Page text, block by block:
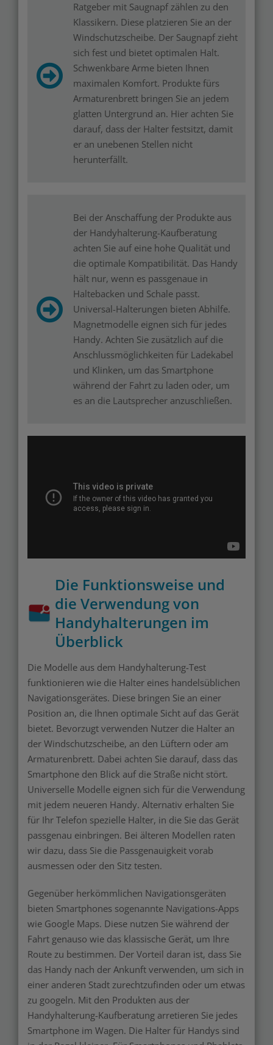
Ratgeber mit Saugnapf zählen zu den
Klassikern. Diese platzieren Sie an der
Windschutzscheibe. Der Saugnapf zieht
sich fest und bietet optimalen Halt.
Schwenkbare Arme bieten Ihnen
maximalen Komfort. Produkte fürs
Armaturenbrett bringen Sie an jedem
glatten Untergrund an. Hier achten Sie
darauf, dass der Halter festsitzt, damit
er an unebenen Stellen nicht
herunterfällt.
Bei der Anschaffung der Produkte aus
der Handyhalterung-Kaufberatung
achten Sie auf eine hohe Qualität und
die optimale Kompatibilität. Das Handy
hält nur, wenn es passgenaue in
Haltebacken und Schale passt.
Universal-Halterungen bieten Abhilfe.
Magnetmodelle eignen sich für jedes
Handy. Achten Sie zusätzlich auf die
Anschlussmöglichkeiten für Ladekabel
und Klinken, um das Smartphone
während der Fahrt zu laden oder, um
es an die Lautsprecher anzuschließen.
Die Funktionsweise und
die Verwendung von
Handyhalterungen im
Überblick
Die Modelle aus dem Handyhalterung-Test
funktionieren wie die Halter eines handelsüblichen
Navigationsgerätes. Diese bringen Sie an einer
Position an, die Ihnen optimale Sicht auf das Gerät
bietet. Bevorzugt verwenden Nutzer die Halter an
der Windschutzscheibe, an den Lüftern oder am
Armaturenbrett. Dabei achten Sie darauf, dass das
Smartphone den Blick auf die Straße nicht stört.
Universelle Modelle eignen sich für die Verwendung
mit jedem neueren Handy. Alternativ erhalten Sie
für Ihr Telefon spezielle Halter, in die Sie das Gerät
passgenau einbringen. Bei älteren Modellen raten
wir dazu, dass Sie die Passgenauigkeit vorab
ausmessen oder den Sitz testen.
Gegenüber herkömmlichen Navigationsgeräten
bieten Smartphones sogenannte Navigations-Apps
wie Google Maps. Diese nutzen Sie während der
Fahrt genauso wie das klassische Gerät, um Ihre
Route zu bestimmen. Der Vorteil daran ist, dass Sie
das Handy nach der Ankunft verwenden, um sich in
einer anderen Stadt zurechtzufinden oder um etwas
zu googeln. Mit den Produkten aus der
Handyhalterung-Kaufberatung arretieren Sie jedes
Smartphone im Wagen. Die Halter für Handys sind